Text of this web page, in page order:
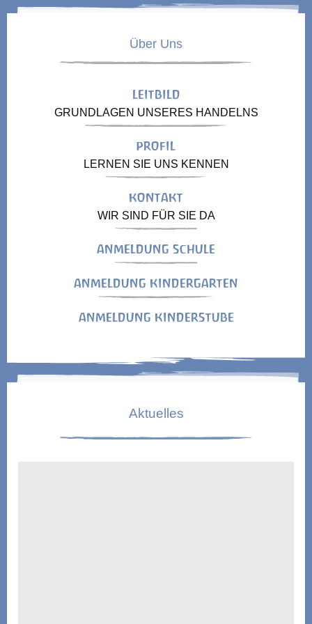
Über Uns
LEITBILD
GRUNDLAGEN UNSERES HANDELNS
PROFIL
LERNEN SIE UNS KENNEN
KONTAKT
WIR SIND FÜR SIE DA
ANMELDUNG SCHULE
ANMELDUNG KINDERGARTEN
ANMELDUNG KINDERSTUBE
Aktuelles